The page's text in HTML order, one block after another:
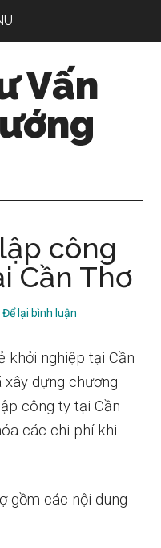
Vấn
công
Cần Thơ
Để lại bình luận
khởi nghiệp tại Cần
dựng chương
công ty tại Cần
các chi phí khi
gồm các nội dung